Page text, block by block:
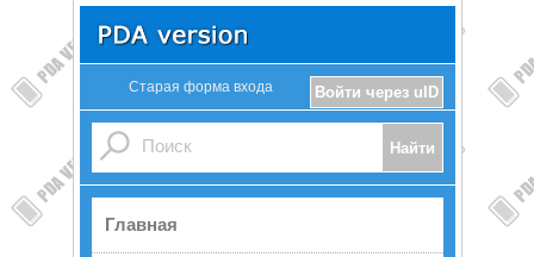
Войти через uID
Старая форма входа
Главная